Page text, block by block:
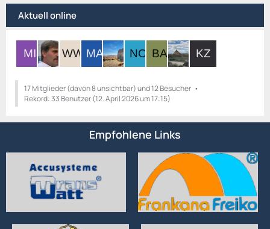
Aktuell online
17 Mitglieder (davon 8 unsichtbar) und 12 Besucher
Rekord: 33 Benutzer (12. April 2026 um 17:15)
Empfohlene Links